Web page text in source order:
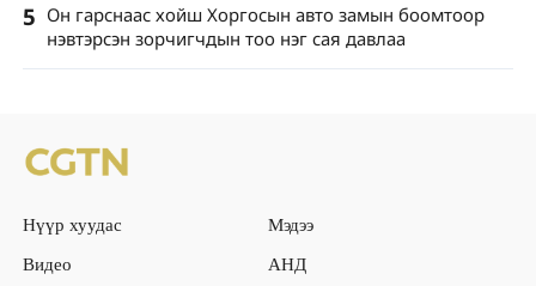
5 Он гарснаас хойш Хоргосын авто замын боомтоор
нэвтэрсэн зорчигчдын тоо нэг сая давлаа
Нүүр хуудас
Мэдээ
Видео
АНД